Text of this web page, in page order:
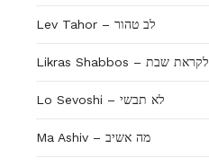
Lev Tahor – לב טהור
Likras Shabbos – לקראת שבת
Lo Sevoshi – לא תבשי
Ma Ashiv – מה אשיב